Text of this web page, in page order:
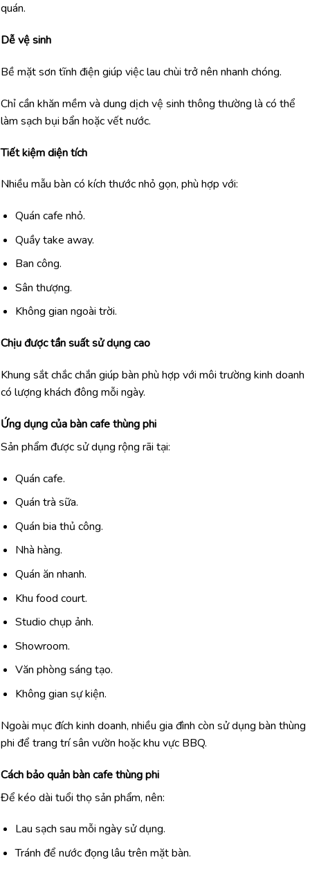
quán.
Dễ vệ sinh
Bề mặt sơn tĩnh điện giúp việc lau chùi trở nên nhanh chóng.
Chỉ cần khăn mềm và dung dịch vệ sinh thông thường là có thể
làm sạch bụi bẩn hoặc vết nước.
Tiết kiệm diện tích
Nhiều mẫu bàn có kích thước nhỏ gọn, phù hợp với:
Quán cafe nhỏ.
Quầy take away.
Ban công.
Sân thượng.
Không gian ngoài trời.
Chịu được tần suất sử dụng cao
Khung sắt chắc chắn giúp bàn phù hợp với môi trường kinh doanh
có lượng khách đông mỗi ngày.
Ứng dụng của bàn cafe thùng phi
Sản phẩm được sử dụng rộng rãi tại:
Quán cafe.
Quán trà sữa.
Quán bia thủ công.
Nhà hàng.
Quán ăn nhanh.
Khu food court.
Studio chụp ảnh.
Showroom.
Văn phòng sáng tạo.
Không gian sự kiện.
Ngoài mục đích kinh doanh, nhiều gia đình còn sử dụng bàn thùng
phi để trang trí sân vườn hoặc khu vực BBQ.
Cách bảo quản bàn cafe thùng phi
Để kéo dài tuổi thọ sản phẩm, nên:
Lau sạch sau mỗi ngày sử dụng.
Tránh để nước đọng lâu trên mặt bàn.